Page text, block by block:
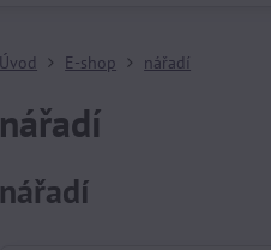
Úvod E-shop nářadí
nářadí
nářadí